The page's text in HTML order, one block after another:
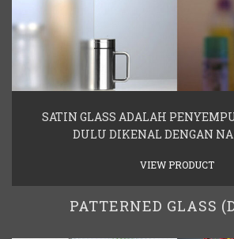
SATIN GLASS ADALAH
DULU DIKENAL DENGAN
VIEW PRODUCT
PATTERNED GLASS